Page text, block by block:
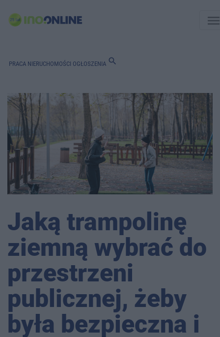
PRACA NIERUCHOMOŚCI OGŁOSZENIA search
Jaką trampolinę
ziemną wybrać do
przestrzeni
publicznej, żeby
była bezpieczna i